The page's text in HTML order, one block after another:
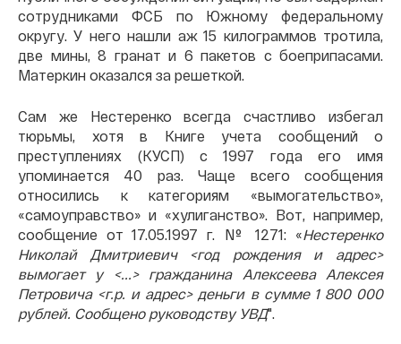
сотрудниками ФСБ по Южному федеральному
округу. У него нашли аж 15 килограммов тротила,
две мины, 8 гранат и 6 пакетов с боеприпасами.
Матеркин оказался за решеткой.
Сам же Нестеренко всегда счастливо избегал
тюрьмы, хотя в Книге учета сообщений о
преступлениях (КУСП) с 1997 года его имя
упоминается 40 раз. Чаще всего сообщения
относились к категориям «вымогательство»,
«самоуправство» и «хулиганство». Вот, например,
сообщение от 17.05.1997 г. № 1271: «Нестеренко
Николай Дмитриевич <год рождения и адрес>
вымогает у <...> гражданина Алексеева Алексея
Петровича <г.р. и адрес> деньги в сумме 1 800 000
рублей. Сообщено руководству УВД".